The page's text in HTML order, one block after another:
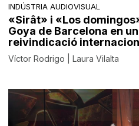
INDÚSTRIA AUDIOVISUAL
«Sirât» i «Los
Goya de Barcelona en
reivindicació
Víctor Rodrigo | Laura Vilalta